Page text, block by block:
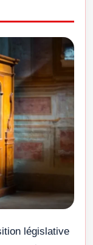
législative